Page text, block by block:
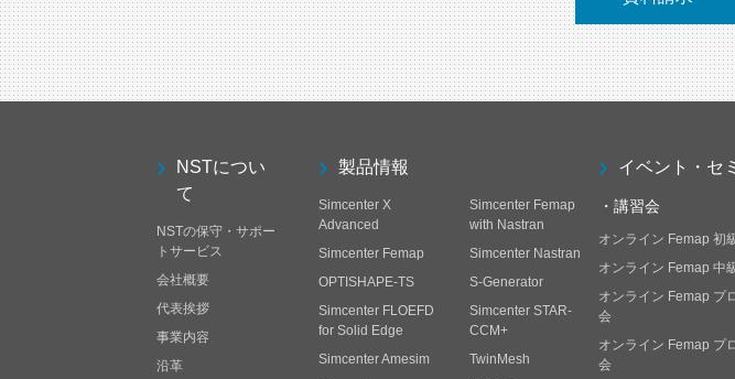
NSTについ
て
NSTの保守・サポー
トサービス
会社概要
代表挨拶
事業内容
沿革
製品情報
Simcenter X
Advanced
Simcenter Femap
with Nastran
Simcenter Femap
Simcenter Nastran
OPTISHAPE-TS
S-Generator
Simcenter FLOEFD
for Solid Edge
Simcenter STAR-
CCM+
Simcenter Amesim
TwinMesh
イベント・セ
・講習会
オンライン Femap 初
オンライン Femap 中
オンライン Femap プ
会
オンライン Femap プ
会